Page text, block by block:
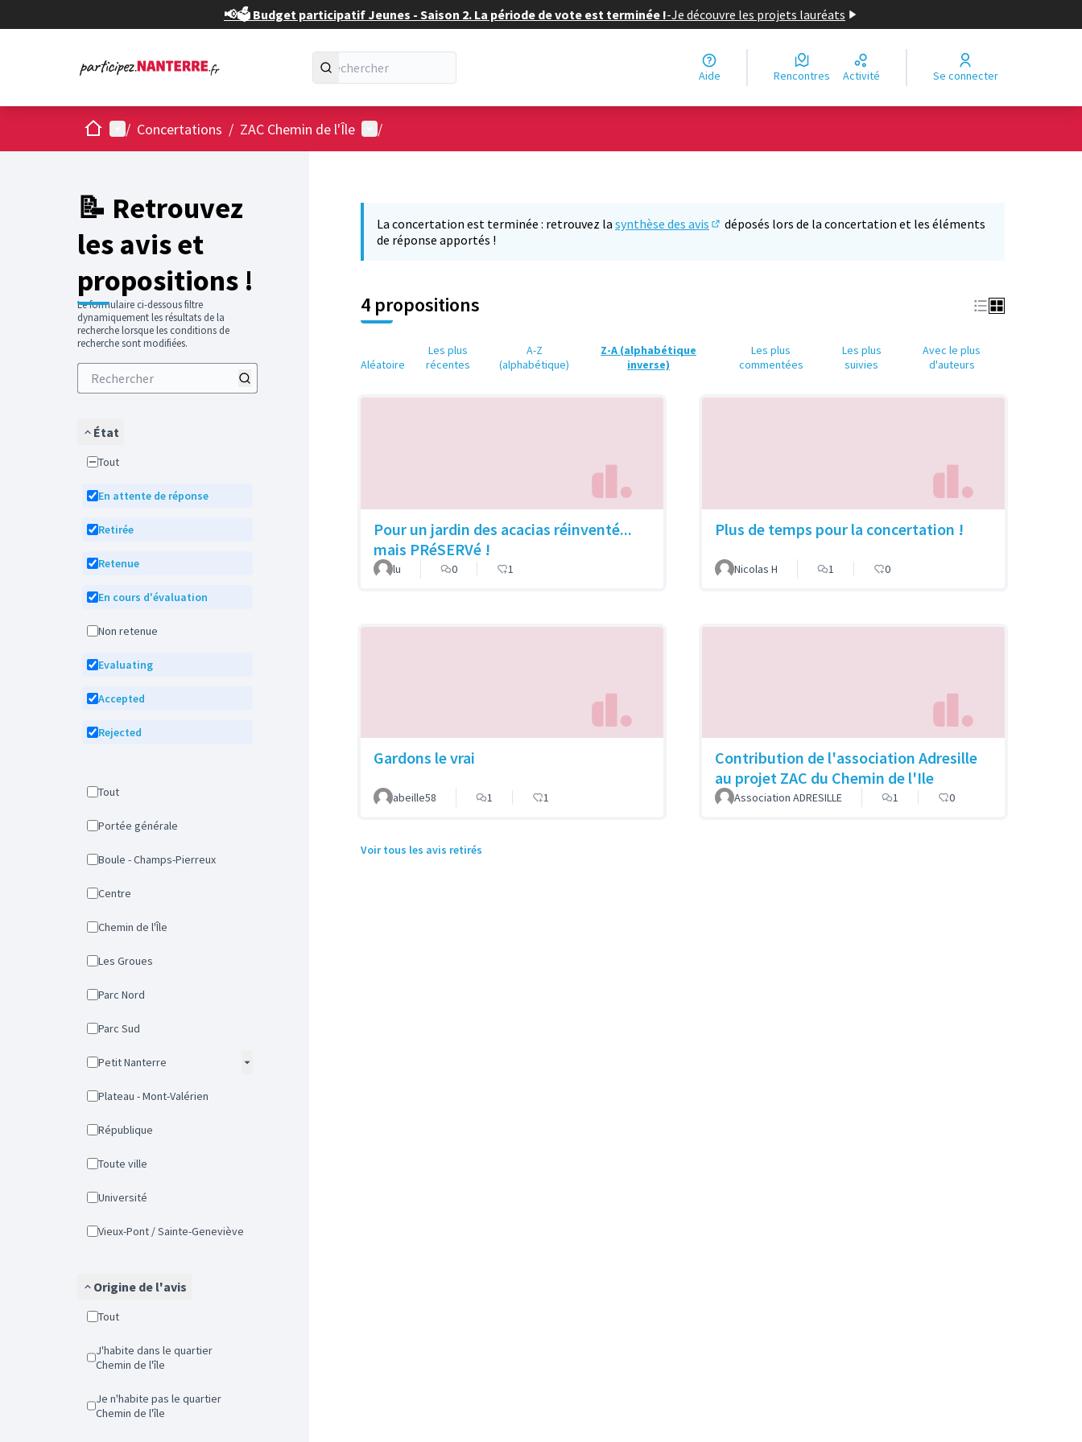
📢🗳️ Budget participatif Jeunes - Saison 2. La période de vote est terminée !-Je découvre les projets lauréats
Aide Rencontres Activité Se connecter
AccueilMenu principal
/ Concertations / ZAC Chemin de l'Île Menu utilisateur
/
📝 Retrouvez
les avis et
propositions !
Le formulaire ci-dessous filtre
dynamiquement les résultats de la
recherche lorsque les conditions de
recherche sont modifiées.
État
Tout
En attente de réponse
Retirée
Retenue
En cours d'évaluation
Non retenue
Evaluating
Accepted
Rejected
Tout
Portée générale
Boule - Champs-Pierreux
Centre
Chemin de l'Île
Les Groues
Parc Nord
Parc Sud
Petit Nanterre
Plateau - Mont-Valérien
République
Toute ville
Université
Vieux-Pont / Sainte-Geneviève
Origine de l'avis
Tout
J'habite dans le quartier
Chemin de l'île
Je n'habite pas le quartier
Chemin de l'île
La concertation est terminée : retrouvez la synthèse des avis
(S'ouvre dans un nouvel onglet)
déposés lors de la concertation et les éléments
de réponse apportés !
4 propositions
Aléatoire
Les plus
récentes
A-Z
(alphabétique)
Z-A (alphabétique
inverse)
Les plus
commentées
Les plus
suivies
Avec le plus
d'auteurs
Pour un jardin des acacias réinventé...
mais PRéSERVé !
lu 0 1
Plus de temps pour la concertation !
Nicolas H 1 0
Gardons le vrai
abeille58 1 1
Contribution de l'association Adresille
au projet ZAC du Chemin de l'Ile
Association ADRESILLE 1 0
Voir tous les avis retirés